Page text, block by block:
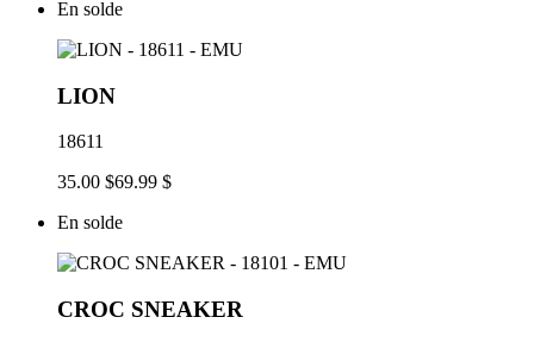
En solde
LION
18611
35.00 $69.99 $
En solde
CROC SNEAKER